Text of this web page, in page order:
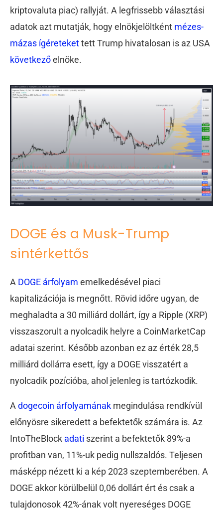
kriptovaluta piac) rallyját. A legfrissebb választási
adatok azt mutatják, hogy elnökjelöltként mézes-
mázas ígéretekettett Trump hivatalosan is az USA
következőelnöke.
DOGE és a Musk-Trump
sintérkettős
A DOGE árfolyam emelkedésével piaci
kapitalizációja is megnőtt. Rövid időre ugyan, de
meghaladta a 30 milliárd dollárt, így a Ripple (XRP)
visszaszorult a nyolcadik helyre a CoinMarketCap
adatai szerint. Később azonban ez az érték 28,5
milliárd dollárra esett, így a DOGE visszatért a
nyolcadik pozícióba, ahol jelenleg is tartózkodik.
A dogecoin árfolyamának megindulása rendkívül
előnyösre sikeredett a befektetők számára is. Az
IntoTheBlock adati szerint a befektetők 89%-a
profitban van, 11%-uk pedig nullszaldós. Teljesen
másképp nézett ki a kép 2023 szeptemberében. A
DOGE akkor körülbelül 0,06 dollárt ért és csak a
tulajdonosok 42%-ának volt nyereséges DOGE